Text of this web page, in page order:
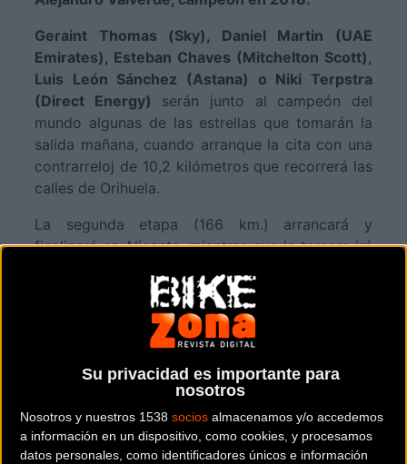
Su privacidad es importante para
nosotros
Nosotros y nuestros 1538 socios almacenamos y/o accedemos
a información en un dispositivo, como cookies, y procesamos
datos personales, como identificadores únicos e información
Geraint Thomas (Sky), Daniel Martin (UAE
Emirates), Esteban Chaves (Mitchelton Scott),
Luis León Sánchez (Astana) o Niki Terpstra
(Direct Energy) serán junto al campeón del
mundo algunas de las estrellas que tomarán la
salida mañana, cuando arranque la cita con una
contrarreloj de 10,2 kilómetros que recorrerá las
calles de Orihuela.
La segunda etapa (166 km.) arrancará y
finalizará en Alicante, mientras que la tercera irá
llegada en alto. La jornada sabatina, la segunda
más larga (188 km.) se disputará entre Vila-real
y Alcalà Alcossebre y guarda para el final la
decisiva subida a la Ermita de Santa Lucía. Ya el
domingo, los sprinters tendrán una gran
oportunidad en la etapa más corta: 85
kilómetros con salida en Paterna y llegada en
Valencia.